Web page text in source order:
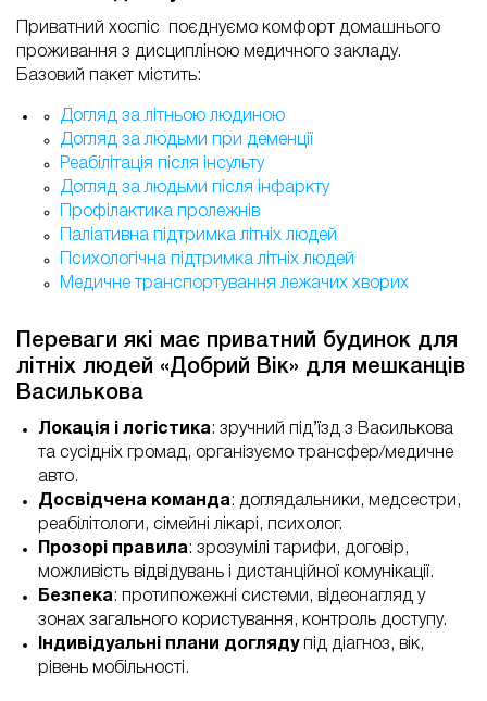
Приватний хоспіс поєднуємо комфорт домашнього
проживання з дисципліною медичного закладу.
Базовий пакет містить:
Догляд за літньою людиною
Догляд за людьми при деменції
Реабілітація після інсульту
Догляд за людьми після інфаркту
Профілактика пролежнів
Паліативна підтримка літніх людей
Психологічна підтримка літніх людей
Медичне транспортування лежачих хворих
Переваги які має приватний будинок для
літніх людей «Добрий Вік» для мешканців
Василькова
Локація і логістика: зручний під’їзд з Василькова
та сусідніх громад, організуємо трансфер/медичне
авто.
Досвідчена команда: доглядальники, медсестри,
реабілітологи, сімейні лікарі, психолог.
Прозорі правила: зрозумілі тарифи, договір,
можливість відвідувань і дистанційної комунікації.
Безпека: протипожежні системи, відеонагляд у
зонах загального користування, контроль доступу.
Індивідуальні плани доглядупід діагноз, вік,
рівень мобільності.